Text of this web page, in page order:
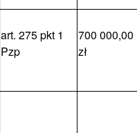
art. 275 pkt 1
Pzp
700 000,00
zł